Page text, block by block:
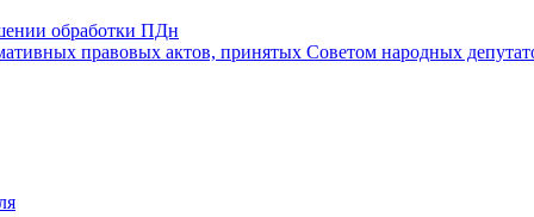
обработки ПДн
правовых актов, принятых Советом народных